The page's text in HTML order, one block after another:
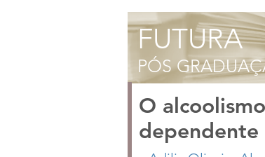
O
dependente